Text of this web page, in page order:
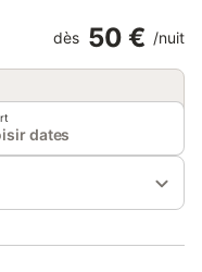
dès 50 € /nuit
dates